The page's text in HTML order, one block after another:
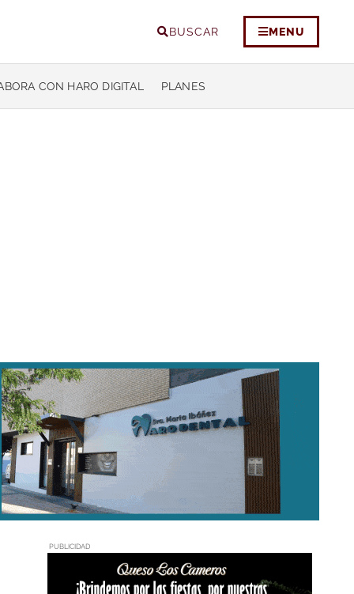
BUSCAR MENU
CON HARO DIGITAL PLANES
PUBLICIDAD